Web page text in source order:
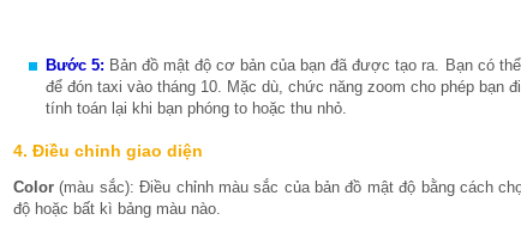
Bước 5: Bản đồ mật độ cơ bản của bạn đã được tạo ra. Bạn có
để đón taxi vào tháng 10. Mặc dù, chức năng zoom cho phép bạn
tính toán lại khi bạn phóng to hoặc thu nhỏ.
4. Điều chỉnh giao diện
Color (màu sắc): Điều chỉnh màu sắc của bản đồ mật độ bằng cách
độ hoặc bất kì bảng màu nào.